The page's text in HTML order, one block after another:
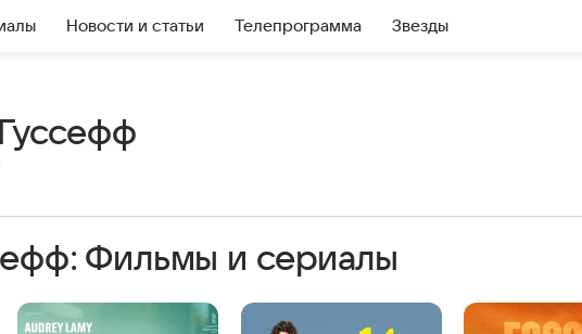
Новости и статьи Телепрограмма Звезды
Фильмы и сериалы